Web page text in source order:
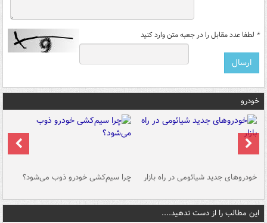
* لطفا عدد مقابل را در جعبه متن وارد کنید
خودرو
خودروهای جدید شیائومی در راه بازار چرا سیم‌کشی خودرو ذوب می‌شود؟
این مطالب را از دست ندهید....